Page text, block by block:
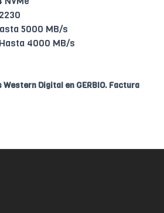
5000 MB/s
4000 MB/s
Digital en GERBIO. Factura